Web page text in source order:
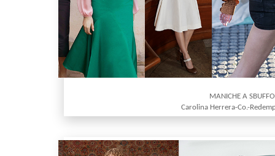
MANICHE A SBUFFO
Carolina Herrera-Co.-